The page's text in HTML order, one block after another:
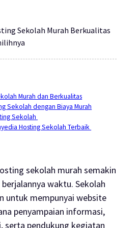
Sekolah Murah Berkualitas
Murah dan Berkualitas
Sekolah dengan Biaya Murah
Sekolah
Hosting Sekolah Terbaik
sekolah murah semakin
waktu. Sekolah
untuk mempunyaiwebsite
penyampaian informasi,
serta pendukung kegiatan